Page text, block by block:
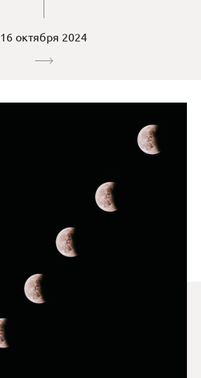
16 октября 2024